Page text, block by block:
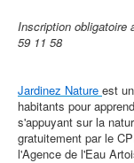
Inscription obligatoire
59 11 58
Jardinez Nature est
habitants pour
s'appuyant sur la
gratuitement par le
l'Agence de l'Eau